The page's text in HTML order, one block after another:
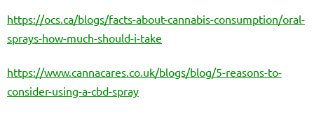
https://ocs.ca/blogs/facts-about-cannabis-consumption/oral-
sprays-how-much-should-i-take
https://www.cannacares.co.uk/blogs/blog/5-reasons-to-
consider-using-a-cbd-spray